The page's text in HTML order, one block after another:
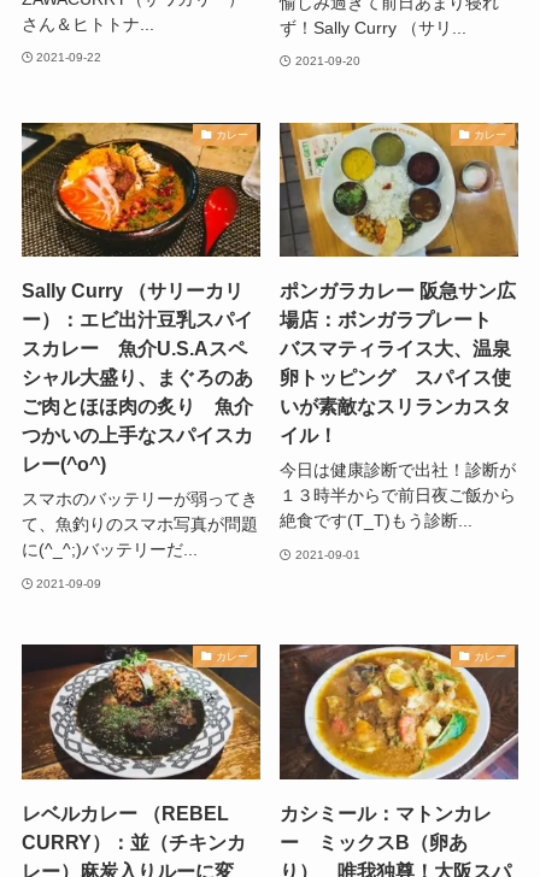
さん＆ヒトトナ...
2021-09-22
ず！Sally Curry （サリ...
2021-09-20
カレー
Sally Curry （サリーカリ
ー）：エビ出汁豆乳スパイ
スカレー 魚介U.S.Aスペ
シャル大盛り、まぐろのあ
ご肉とほほ肉の炙り 魚介
つかいの上手なスパイスカ
レー(^o^)
スマホのバッテリーが弱ってき
て、魚釣りのスマホ写真が問題
に(^_^;)バッテリーだ...
2021-09-09
カレー
ポンガラカレー 阪急サン広
場店：ボンガラプレート
バスマティライス大、温泉
卵トッピング スパイス使
いが素敵なスリランカスタ
イル！
今日は健康診断で出社！診断が
１３時半からで前日夜ご飯から
絶食です(T_T)もう診断...
2021-09-01
カレー
レベルカレー （REBEL
CURRY）：並（チキンカ
レー）麻炭入りルーに変
カレー
カシミール：マトンカレ
ー ミックスB（卵あ
り） 唯我独尊！大阪スパ